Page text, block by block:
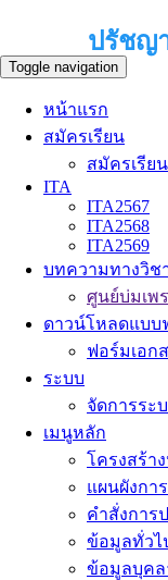
ปรัชญา
Toggle navigation
หน้าแรก
สมัครเรียน
สมัครเรียน
ITA
ITA2567
ITA2568
ITA2569
บทความทางวิช
ศูนย์บ่มเพ
ดาวน์โหลดแบบ
ฟอร์มเอก
ระบบ
จัดการระ
เมนูหลัก
โครงสร้า
แผนผังกา
คำสั่งการ
ข้อมูลทั่วไ
ข้อมูลบุคล